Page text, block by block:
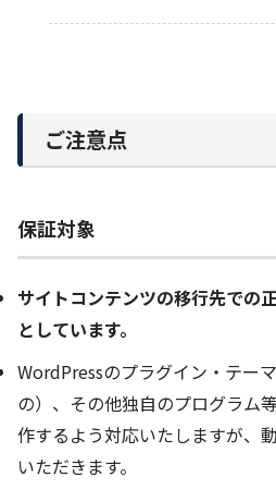
ご注意点
保証対象
サイトコンテンツの移行先での
としています。
WordPressのプラグイン・テー
の）、その他独自のプログラム
作するよう対応いたしますが、
いただきます。